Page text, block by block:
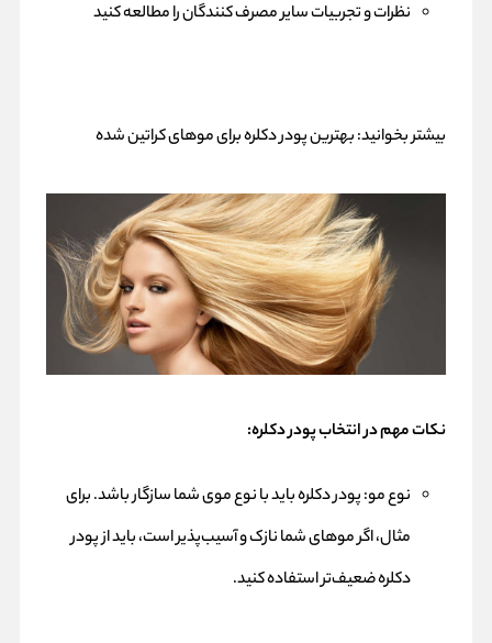
نظرات و تجربیات سایر مصرف کنندگان را مطالعه کنید
بیشتر بخوانید:بهترین پودر دکلره برای موهای کراتین شده
نکات مهم در انتخاب پودر دکلره:
نوع مو: پودر دکلره باید با نوع موی شما سازگار باشد. برای
مثال، اگر موهای شما نازک و آسیب‌پذیر است، باید از پودر
دکلره ضعیف‌تر استفاده کنید.